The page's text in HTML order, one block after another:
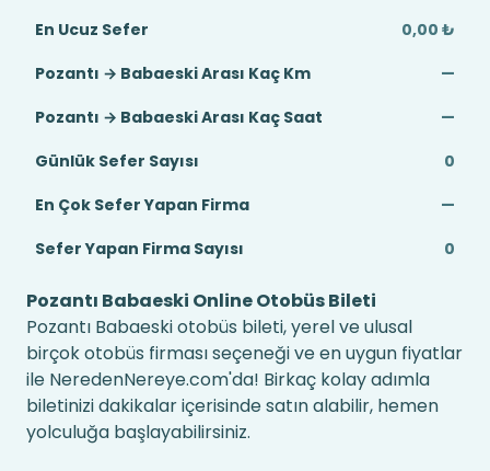
En Ucuz Sefer
0,00 ₺
Pozantı → Babaeski Arası Kaç Km
—
Pozantı → Babaeski Arası Kaç Saat
—
Günlük Sefer Sayısı
0
En Çok Sefer Yapan Firma
—
Sefer Yapan Firma Sayısı
0
Pozantı Babaeski Online Otobüs Bileti
Pozantı Babaeski otobüs bileti, yerel ve ulusal
birçok otobüs firması seçeneği ve en uygun fiyatlar
ile NeredenNereye.com'da! Birkaç kolay adımla
biletinizi dakikalar içerisinde satın alabilir, hemen
yolculuğa başlayabilirsiniz.